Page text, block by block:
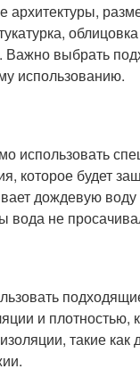
Важно выбрать
использованию.
использовать
которое будет
дождевую
вода не
и плотностью,
такие как